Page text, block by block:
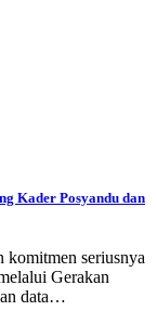
Kader Posyandu dan
komitmen seriusnya
Gerakan
data…